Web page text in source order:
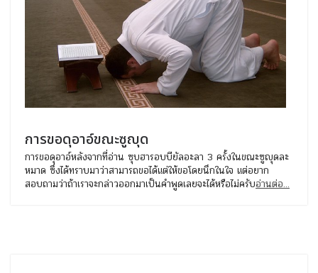
การขอดุอาอ์ขณะซูญุด
การขอดุอาอ์หลังจากที่อ่าน ซุบฮารอบบียัลอะลา 3 ครั้งในขณะซูญุดละ
หมาด ซึ่งได้ทราบมาว่าสามารถขอได้แต่ให้ขอโดยนึกในใจ แต่อยาก
สอบถามว่าถ้าเราจะกล่าวออกมาเป็นคำพูดเลยจะได้หรือไม่ครับอ่านต่อ...